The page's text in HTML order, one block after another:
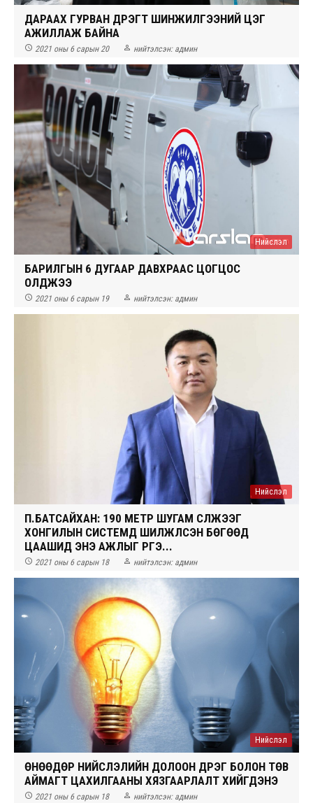
ДАРААХ ГУРВАН ДҮҮРЭГТ ШИНЖИЛГЭЭНИЙ ЦЭГ
АЖИЛЛАЖ БАЙНА
 2021 оны 6 сарын 20  нийтэлсэн: админ
Нийслэл
БАРИЛГЫН 6 ДУГААР ДАВХРААС ЦОГЦОС
ОЛДЖЭЭ
 2021 оны 6 сарын 19  нийтэлсэн: админ
Нийслэл
П.БАТСАЙХАН: 190 МЕТР ШУГАМ СҮЛЖЭЭГ
ХОНГИЛЫН СИСТЕМД ШИЛЖҮҮЛСЭН БӨГӨӨД
ЦААШИД ЭНЭ АЖЛЫГ ҮРГЭ...
 2021 оны 6 сарын 18  нийтэлсэн: админ
Нийслэл
ӨНӨӨДӨР НИЙСЛЭЛИЙН ДОЛООН ДҮҮРЭГ БОЛОН ТӨВ
АЙМАГТ ЦАХИЛГААНЫ ХЯЗГААРЛАЛТ ХИЙГДЭНЭ
 2021 оны 6 сарын 18  нийтэлсэн: админ